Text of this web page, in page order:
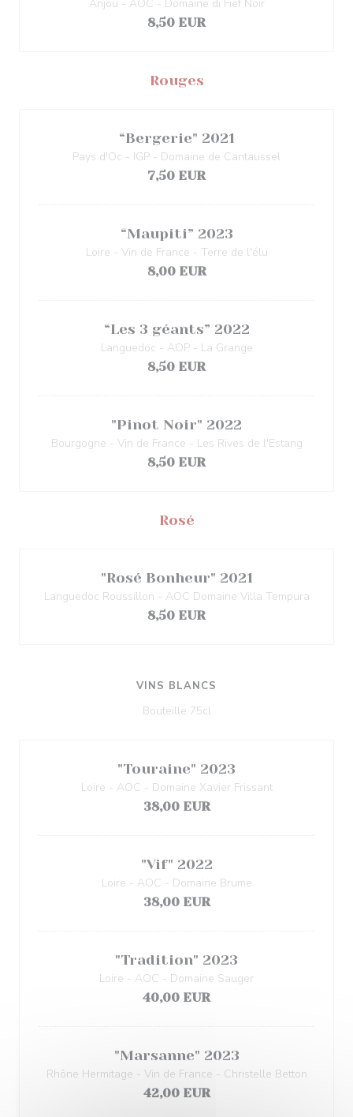
Anjou - AOC - Domaine di Fief Noir
8,50 EUR
Rouges
“Bergerie" 2021
Pays d'Oc - IGP - Domaine de Cantaussel
7,50 EUR
“Maupiti” 2023
Loire - Vin de France - Terre de l'élu
8,00 EUR
“Les 3 géants” 2022
Languedoc - AOP - La Grange
8,50 EUR
"Pinot Noir" 2022
Bourgogne - Vin de France - Les Rives de l'Estang
8,50 EUR
Rosé
"Rosé Bonheur" 2021
Languedoc Roussillon - AOC Domaine Villa Tempura
8,50 EUR
VINS BLANCS
Bouteille 75cl
"Touraine" 2023
Loire - AOC - Domaine Xavier Frissant
38,00 EUR
"Vif" 2022
Loire - AOC - Domaine Brume
38,00 EUR
"Tradition" 2023
Loire - AOC - Domaine Sauger
40,00 EUR
"Marsanne" 2023
Rhône Hermitage - Vin de France - Christelle Betton
42,00 EUR